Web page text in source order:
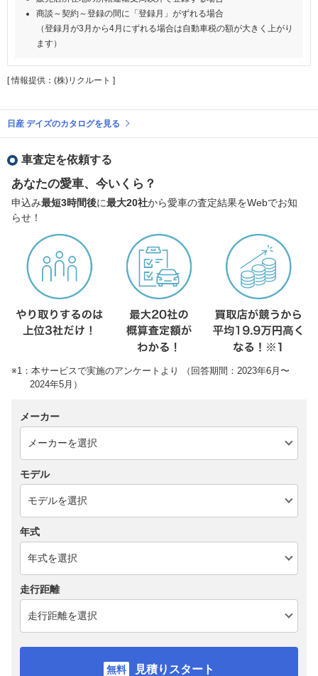
商談～契約～登録の間に「登録月」がずれる場合
（登録月が3月から4月にずれる場合は自動車税の額が大きく上がり
ます）
[ 情報提供：(株)リクルート ]
日産 デイズのカタログを見る
車査定を依頼する
あなたの愛車、今いくら？
申込み最短3時間後に最大20社から愛車の査定結果をWebでお知
らせ！
※1：本サービスで実施のアンケートより （回答期間：2023年6月〜
2024年5月）
メーカー
モデル
年式
走行距離
見積りスタート